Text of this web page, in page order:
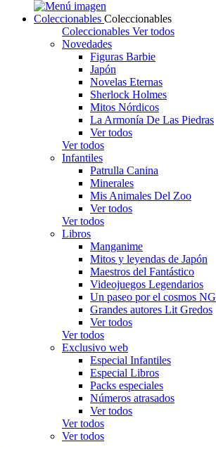
Coleccionables Coleccionables
Coleccionables Ver todos
Novedades
Figuras Barbie
Japón
Novelas Eternas
Sherlock Holmes
Mitos Nórdicos
La Armonía De Las Piedras
Ver todos
Ver todos
Infantiles
Patrulla Canina
Minerales
Mis Animales Del Zoo
Ver todos
Ver todos
Libros
Manganime
Mitos y leyendas de Japón
Maestros del Fantástico
Videojuegos Legendarios
Un paseo por el cosmos NG
Grandes autores Lit Gredos
Ver todos
Ver todos
Exclusivo web
Especial Infantiles
Especial Libros
Packs especiales
Números atrasados
Ver todos
Ver todos
Ver todos